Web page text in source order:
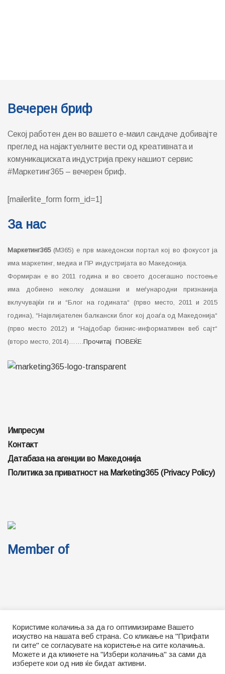
Вечерен бриф
Секој работен ден во вашето е-маил сандаче добивајте
преглед на најактуелните вести од креативната и
комуникациската индустрија преку нашиот сервис
#Маркетинг365 – вечерен бриф.
[mailerlite_form form_id=1]
За нас
Маркетинг365(М365) е прв македонски портал кој во фокусот ја
има маркетинг, медиа и ПР индустријата во Македонија.
Формиран е во 2011 година и во своето досегашно постоење
има добиено неколку домашни и меѓународни признанија
вклучувајќи ги и “Блог на годината“ (прво место, 2011 и 2015
година), “Највлијателен балкански блог кој доаѓа од Македонија“
(прво место 2012) и “Најдобар бизнис-информативен веб сајт“
(второ место, 2014)…….Прочитај ПОВЕЌЕ
Импресум
Контакт
Датабаза на агенции во Македонија
Политика за приватност на Marketing365 (Privacy Policy)
Member of
Импресум Контакт
Ценовник за огласување
Локални избори | Политичко рекламирање 2025
About (English)
Користиме колачиња за да го оптимизираме Вашето
искуство на нашата веб страна. Со кликање на "Прифати
ги сите" се согласувате на користење на сите колачиња.
Можете и да кликнете на "Избери колачиња" за сами да
изберете кои од нив ќе бидат активни.